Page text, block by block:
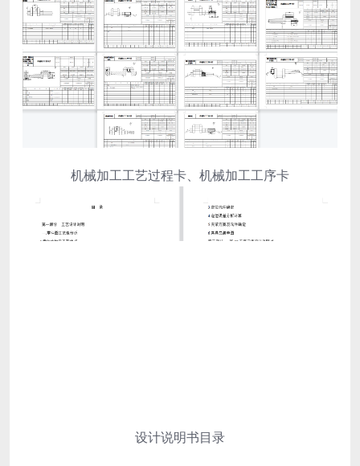
机械加工工艺过程卡、机械加工工序卡
设计说明书目录